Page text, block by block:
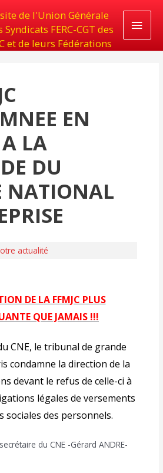
de l'Union Générale
Syndicats FERC-CGT des
et de leurs Fédérations
EN
A LA
DU
NATIONAL
actualité
DE LA FFMJC PLUS
QUE JAMAIS !!!
CNE, le tribunal de grande
condamne la direction de la
devant le refus de celle-ci à
légales de versements
sociales des personnels.
du CNE -Gérard ANDRE-